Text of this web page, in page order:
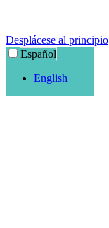
Desplácese al principio
Español
English